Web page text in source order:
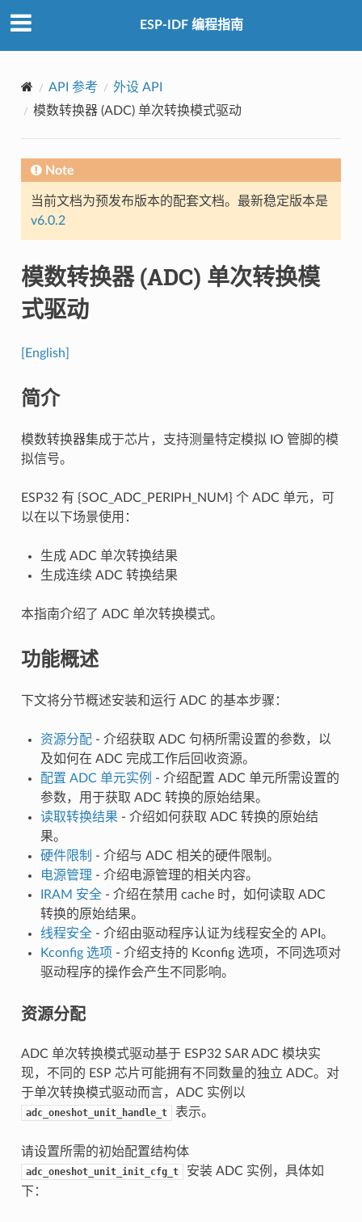
ESP-IDF 编程指南
API 参考
外设 API
模数转换器 (ADC) 单次转换模式驱动
Note
当前文档为预发布版本的配套文档。最新稳定版本是
v6.0.2
模数转换器 (ADC) 单次转换模
式驱动
[English]
简介
模数转换器集成于芯片，支持测量特定模拟 IO 管脚的模
拟信号。
ESP32 有 {SOC_ADC_PERIPH_NUM} 个 ADC 单元，可
以在以下场景使用：
生成 ADC 单次转换结果
生成连续 ADC 转换结果
本指南介绍了 ADC 单次转换模式。
功能概述
下文将分节概述安装和运行 ADC 的基本步骤：
资源分配- 介绍获取 ADC 句柄所需设置的参数，以
及如何在 ADC 完成工作后回收资源。
配置 ADC 单元实例 - 介绍配置 ADC 单元所需设置的
参数，用于获取 ADC 转换的原始结果。
读取转换结果 - 介绍如何获取 ADC 转换的原始结
果。
硬件限制 - 介绍与 ADC 相关的硬件限制。
电源管理 - 介绍电源管理的相关内容。
IRAM 安全- 介绍在禁用 cache 时，如何读取 ADC
转换的原始结果。
线程安全- 介绍由驱动程序认证为线程安全的 API。
Kconfig 选项 - 介绍支持的 Kconfig 选项，不同选项对
驱动程序的操作会产生不同影响。
资源分配
ADC 单次转换模式驱动基于 ESP32 SAR ADC 模块实
现，不同的 ESP 芯片可能拥有不同数量的独立 ADC。对
于单次转换模式驱动而言，ADC 实例以
adc_oneshot_unit_handle_t 表示。
请设置所需的初始配置结构体
adc_oneshot_unit_init_cfg_t
安装 ADC 实例，具体如
下：